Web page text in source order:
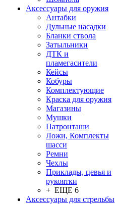
Аксессуары для оружия
Антабки
Дульные насадки
Бланки ствола
Затыльники
ДТК и
пламегасители
Кейсы
Кобуры
Комплектующие
Краска для оружия
Магазины
Мушки
Патронташи
Ложи, Комплекты
шасси
Ремни
Чехлы
Приклады, цевья и
рукоятки
+ ЕЩЕ 6
Аксессуары для стрельбы